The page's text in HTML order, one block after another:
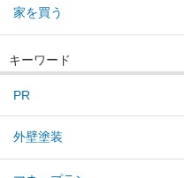
家を買う
キーワード
PR
外壁塗装